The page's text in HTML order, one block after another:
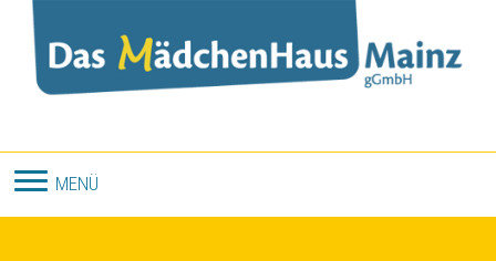
Direkt zum Inhalt
MENÜ